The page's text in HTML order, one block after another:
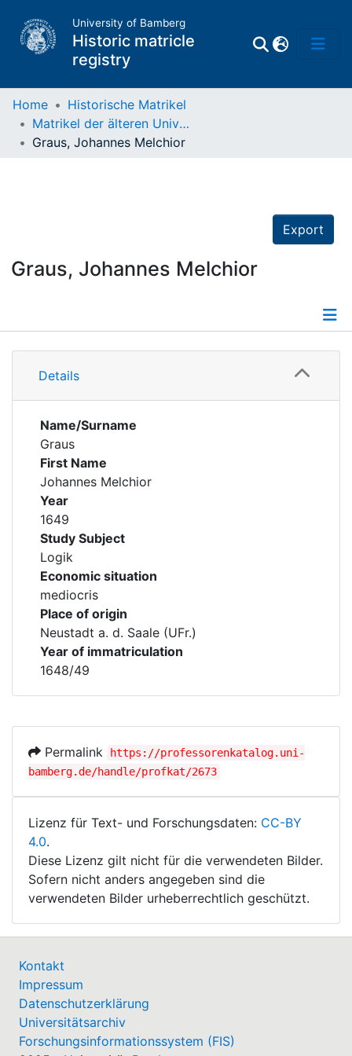
University of Bamberg
Historic matricle
registry
Matrikel
Home
Historische Matrikel
Matrikel der älteren Universität
Graus, Johannes Melchior
Export
Graus, Johannes Melchior
Details
Details
Name/Surname
Graus
First Name
Johannes Melchior
Year
1649
Study Subject
Logik
Economic situation
mediocris
Place of origin
Neustadt a. d. Saale (UFr.)
Year of immatriculation
1648/49
Permalink
https://professorenkatalog.uni-
bamberg.de/handle/profkat/2673
Lizenz für Text- und Forschungsdaten: CC-BY
4.0.
Diese Lizenz gilt nicht für die verwendeten Bilder.
Sofern nicht anders angegeben sind die
verwendeten Bilder urheberrechtlich geschützt.
Kontakt
Impressum
Datenschutzerklärung
Universitätsarchiv
Forschungsinformationssystem (FIS)